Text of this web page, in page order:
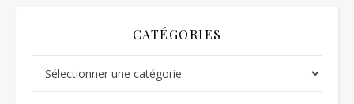
CATÉGORIES